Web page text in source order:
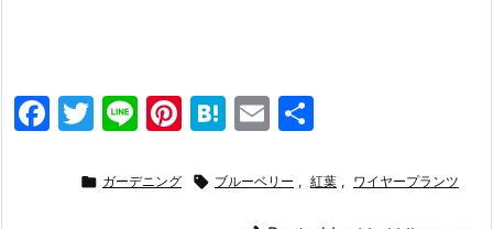
F
T
itt
Li
e
Pi
er
H
e
E
ai
l
 ガーデニング  ブルーベリー , 紅葉 , ワイヤープランツ